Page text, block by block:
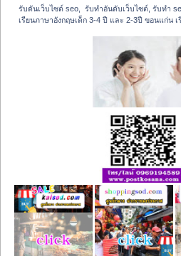
รับดันเว็บไซต์ seo,  รับทำอันดับเว็บไซต์, รับทำ
เรียนภาษาอังกฤษเด็ก 3-4 ปี และ 2-3ปี ขอนแก่น